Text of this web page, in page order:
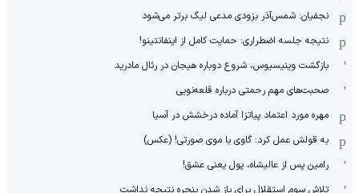
نجفیان: شمس‌آذر بزودی مدعی لیگ برتر می‌شود
نتیجه جلسه اضطراری: حمایت کامل از اینفانتینو!
بازگشت وینیسیوس، شروع دوباره هیجان در رئال مادرید
صحبت‌های مهم رحمتی درباره قلعه‌نویی
مهره مورد اعتماد پیاتزا آماده درخشش در آسیا
به قولش عمل کرد: گاوی با موی صورتی! (عکس)
رامین پس از عالیشاه، پول یعنی عشق!
تلاش سوم استقلال برای باز شدن پنجره نتیجه نداشت